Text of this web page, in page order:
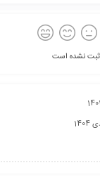
ثبت نشده است